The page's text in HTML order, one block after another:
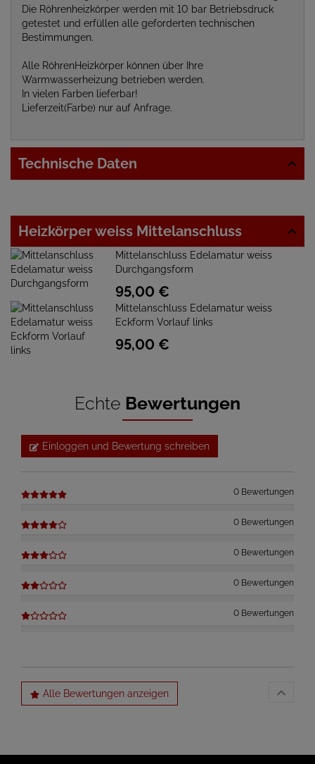
Die Röhrenheizkörper werden mit 10 bar Betriebsdruck
getestet und erfüllen alle geforderten technischen
Bestimmungen.
Alle RöhrenHeizkörper können über Ihre
Warmwasserheizung betrieben werden.
In vielen Farben lieferbar!
Lieferzeit(Farbe) nur auf Anfrage.
Technische Daten
Heizkörper weiss Mittelanschluss
Mittelanschluss Edelamatur weiss
Durchgangsform
95,00 €
Mittelanschluss Edelamatur weiss
Eckform Vorlauf links
95,00 €
Echte Bewertungen
Einloggen und Bewertung schreiben
0 Bewertungen
0 Bewertungen
0 Bewertungen
0 Bewertungen
0 Bewertungen
Alle Bewertungen anzeigen